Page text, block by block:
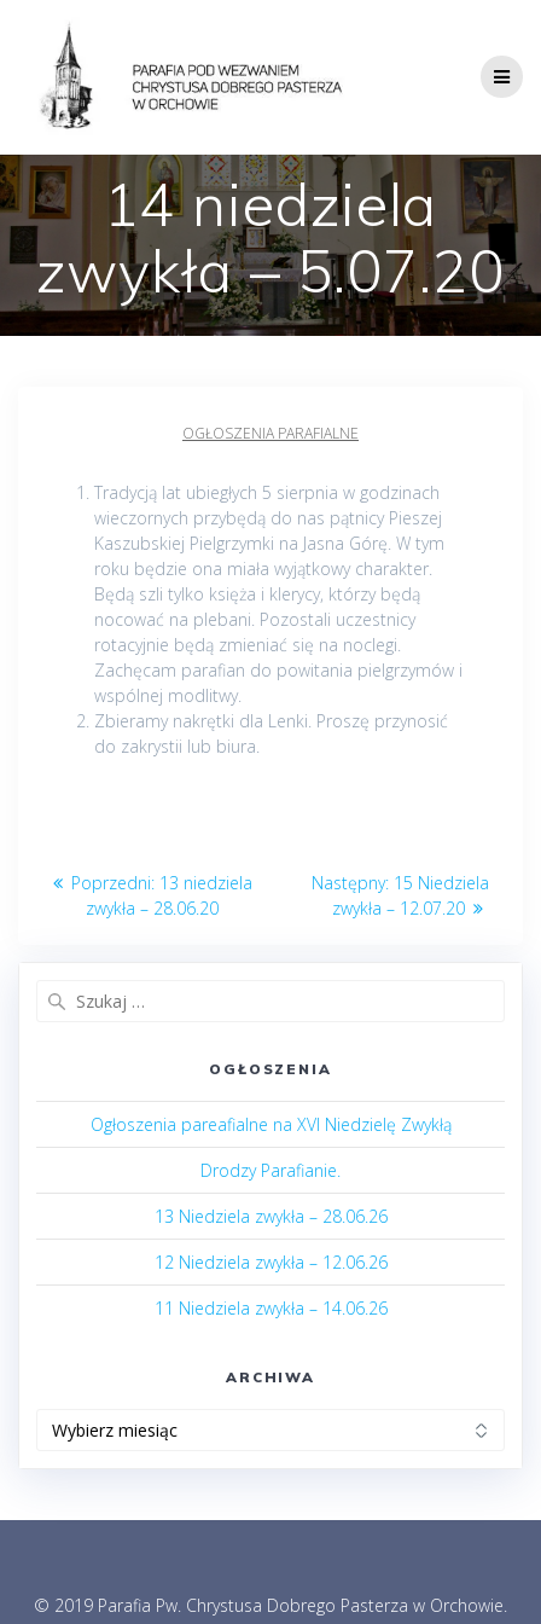
14 niedziela
zwykła – 5.07.20
OGŁOSZENIA PARAFIALNE
Tradycją lat ubiegłych 5 sierpnia w godzinach
wieczornych przybędą do nas pątnicy Pieszej
Kaszubskiej Pielgrzymki na Jasna Górę. W tym
roku będzie ona miała wyjątkowy charakter.
Będą szli tylko księża i klerycy, którzy będą
nocować na plebani. Pozostali uczestnicy
rotacyjnie będą zmieniać się na noclegi.
Zachęcam parafian do powitania pielgrzymów i
wspólnej modlitwy.
Zbieramy nakrętki dla Lenki. Proszę przynosić
do zakrystii lub biura.
Nawigacja
wpisu
Poprzedni: Poprzedni
post:
13 niedziela
zwykła – 28.06.20
Następny: Następny
post:
15 Niedziela
zwykła – 12.07.20
OGŁOSZENIA
Ogłoszenia pareafialne na XVI Niedzielę Zwykłą
Drodzy Parafianie.
13 Niedziela zwykła – 28.06.26
12 Niedziela zwykła – 12.06.26
11 Niedziela zwykła – 14.06.26
ARCHIWA
© 2019 Parafia Pw. Chrystusa Dobrego Pasterza w Orchowie.